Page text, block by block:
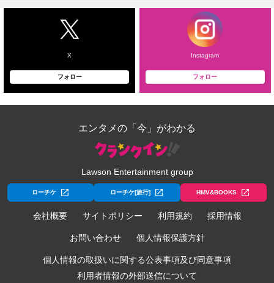
X
フォロー
Instagram
フォロー
エンタメの「今」がわかる
Lawson Entertainment group
ローチケ ローチケ[旅行] HMV&BOOKS
会社概要 サイトポリシー 利用規約 採用情報
お問い合わせ 個人情報保護方針
個人情報の取扱いに関する公表事項及び同意事項
利用者情報の外部送信について